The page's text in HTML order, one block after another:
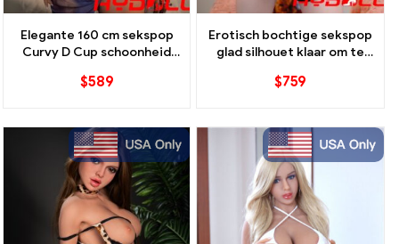
Elegante 160 cm sekspop
Curvy D Cup schoonheid
$589
Erotisch bochtige sekspop
glad silhouet klaar om te
$759